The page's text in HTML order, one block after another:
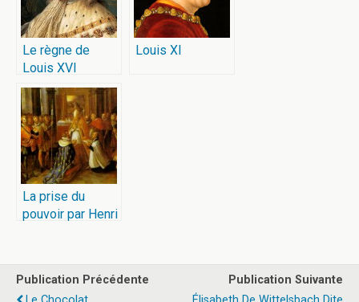
Le règne de
Louis XVI
Louis XI
La prise du
pouvoir par Henri
Publication Précédente
Publication Suivante